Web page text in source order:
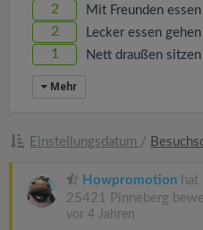
2 Mit Freunden
2 Lecker essen gehen
1 Nett draußen sitzen
Mehr
Einstellungsdatum /
Howpromotion hat
25421 Pinneberg
vor 4 Jahren